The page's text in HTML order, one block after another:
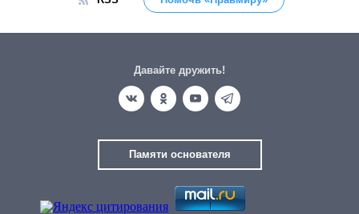
Давайте дружить!
Памяти основателя